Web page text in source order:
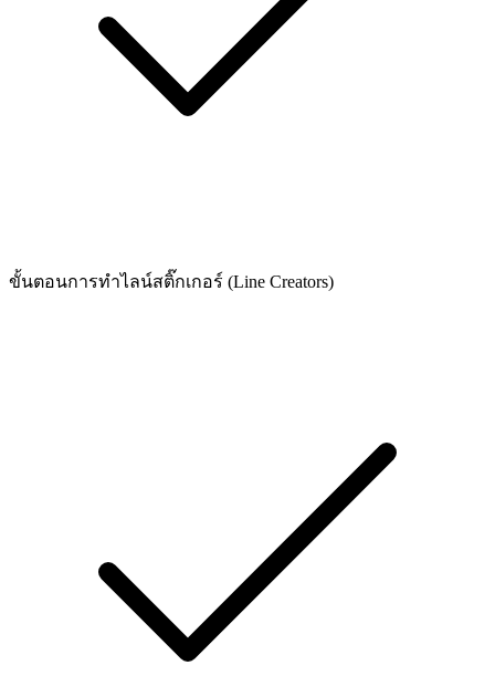
ขั้นตอนการทำไลน์สติ๊กเกอร์ (Line Creators)